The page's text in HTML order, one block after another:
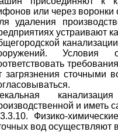
или через воронки
удаления
устраивают
Условия
загрязнения сточными
и иметь
Физико-
вод осуществляют